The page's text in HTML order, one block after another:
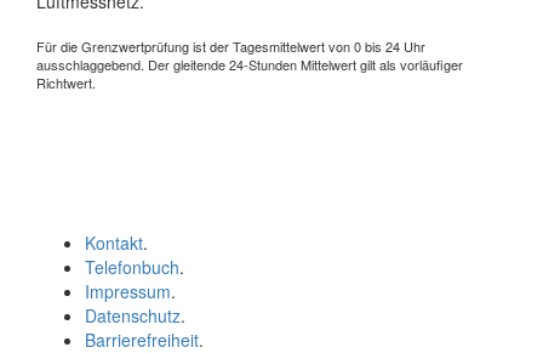
Für die Grenzwertprüfung ist der Tagesmittelwert von 0 bis 24 Uhr
ausschlaggebend. Der gleitende 24-Stunden Mittelwert gilt als vorläufiger
Richtwert.
Kontakt.
Telefonbuch.
Impressum.
Datenschutz.
Barrierefreiheit.